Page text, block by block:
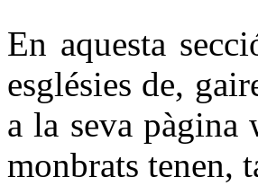
En aquesta
esglésies de,
a la seva
monbrats tenen,